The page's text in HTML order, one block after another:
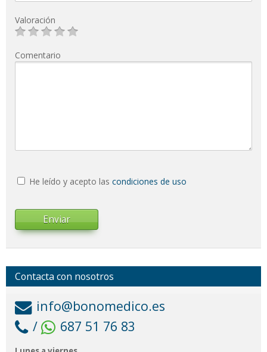
Valoración
Comentario
He leído y acepto las condiciones de uso
Enviar
Contacta con nosotros
info@bonomedico.es
/
687 51 76 83